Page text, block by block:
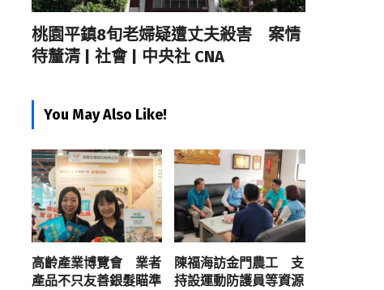
桃園平鎮8旬老婦疑遭丈夫殺害 案情
待釐清 | 社會 | 中央社 CNA
You May Also Like!
高齡產業博覽會 業者
產品不只友善銀髮瞄準
陳福海訪金門農工 支
持設運動防護員等資源